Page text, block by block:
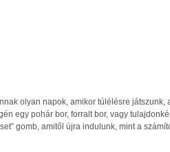
olyan napok, amikor túlélésre
egy pohár bor, forralt bor, vagy
gomb, amitől újra indulunk, mint a